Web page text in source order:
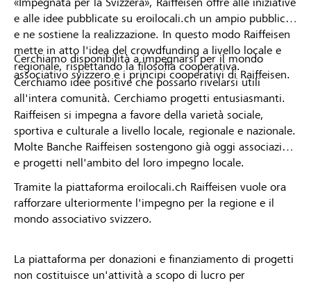
e alle idee pubblicate su eroilocali.ch un ampio pubblico
e ne sostiene la realizzazione. In questo modo Raiffeisen
mette in atto l'idea del crowdfunding a livello locale e
regionale, rispettando la filosofia cooperativa.
Cerchiamo idee positive che possano rivelarsi utili
all'intera comunità. Cerchiamo progetti entusiasmanti.
Cerchiamo disponibilità a impegnarsi per il mondo
associativo svizzero e i principi cooperativi di Raiffeisen.
Raiffeisen si impegna a favore della varietà sociale,
sportiva e culturale a livello locale, regionale e nazionale.
Molte Banche Raiffeisen sostengono già oggi associazioni
e progetti nell'ambito del loro impegno locale.
Tramite la piattaforma eroilocali.ch Raiffeisen vuole ora
rafforzare ulteriormente l'impegno per la regione e il
mondo associativo svizzero.
La piattaforma per donazioni e finanziamento di progetti
non costituisce un'attività a scopo di lucro per